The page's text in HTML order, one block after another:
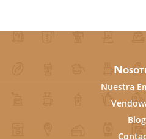
Nuestra
Blog